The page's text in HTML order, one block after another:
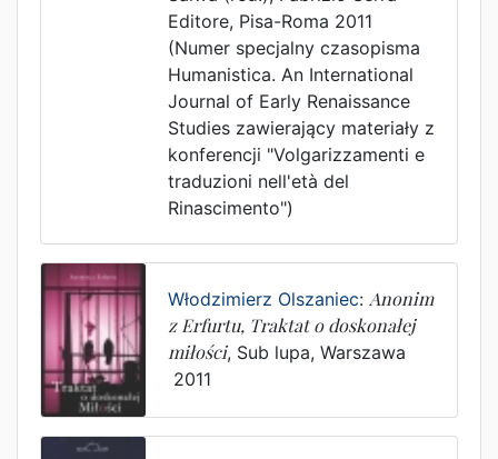
Editore, Pisa-Roma 2011
(Numer specjalny czasopisma
Humanistica. An International
Journal of Early Renaissance
Studies zawierający materiały z
konferencji "Volgarizzamenti e
traduzioni nell'età del
Rinascimento")
Włodzimierz Olszaniec: Anonim
z Erfurtu, Traktat o doskonałej
miłości, Sub lupa, Warszawa
2011